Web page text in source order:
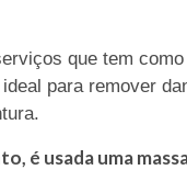
que tem
para remover
é usada uma